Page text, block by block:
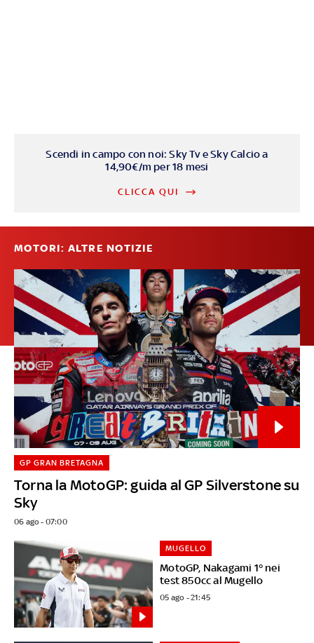
Scendi in campo con noi: Sky Tv e Sky Calcio a
14,90€/m per 18 mesi
CLICCA QUI
MOTORI: ALTRE NOTIZIE
Torna la MotoGP: guida al GP Silverstone su
Sky
GP GRAN BRETAGNA
06 ago - 07:00
MotoGP, Nakagami 1° nei
test 850cc al Mugello
MUGELLO
05 ago - 21:45